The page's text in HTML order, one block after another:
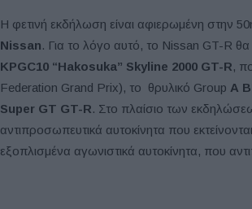
Η φετινή εκδήλωση είναι αφιερωμένη στην
Nissan. Για το λόγο αυτό, το Nissan GT-R
KPGC10 “Hakosuka” Skyline 2000 GT-R,
Federation Grand Prix), το θρυλικό Group Α
Super GT GT-R. Στο πλαίσιο των
αντιπροσωπευτικά αυτοκίνητα που
εξοπλισμένα αγωνιστικά αυτοκίνητα, που